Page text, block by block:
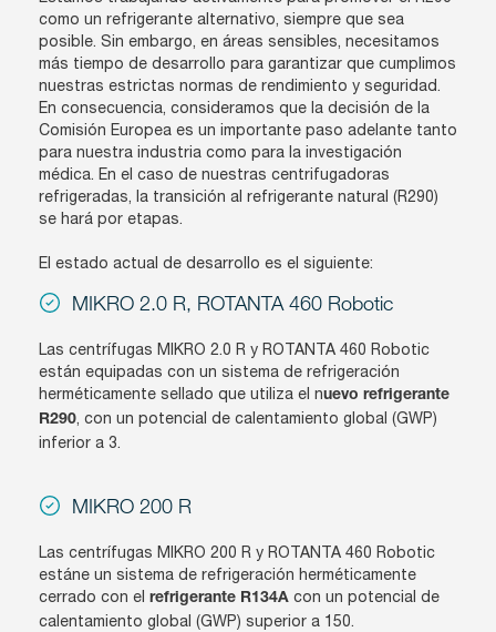
como un refrigerante alternativo, siempre que sea
posible. Sin embargo, en áreas sensibles, necesitamos
más tiempo de desarrollo para garantizar que cumplimos
nuestras estrictas normas de rendimiento y seguridad.
En consecuencia, consideramos que la decisión de la
Comisión Europea es un importante paso adelante tanto
para nuestra industria como para la investigación
médica. En el caso de nuestras centrifugadoras
refrigeradas, la transición al refrigerante natural (R290)
se hará por etapas.
El estado actual de desarrollo es el siguiente:
MIKRO 2.0 R, ROTANTA 460 Robotic
Las centrífugas MIKRO 2.0 R y ROTANTA 460 Robotic
están equipadas con un sistema de refrigeración
herméticamente sellado que utiliza el nuevo refrigerante
R290, con un potencial de calentamiento global (GWP)
inferior a 3.
MIKRO 200 R
Las centrífugas MIKRO 200 R y ROTANTA 460 Robotic
estáne un sistema de refrigeración herméticamente
cerrado con el refrigerante R134A con un potencial de
calentamiento global (GWP) superior a 150.